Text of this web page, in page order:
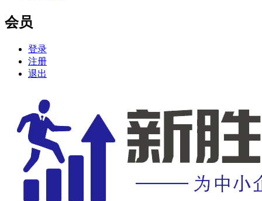
会员
登录
注册
退出